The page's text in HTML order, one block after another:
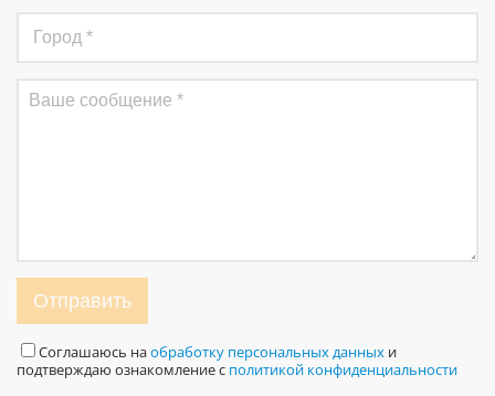
Отправить
Соглашаюсь наобработку персональных данных и
подтверждаю ознакомление с политикой конфиденциальности